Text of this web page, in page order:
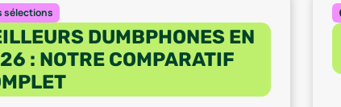
sélections
DUMBPHONES EN
: NOTRE COMPARATIF